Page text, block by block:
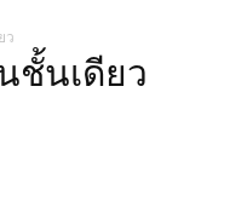
ว
ชั้นเดียว